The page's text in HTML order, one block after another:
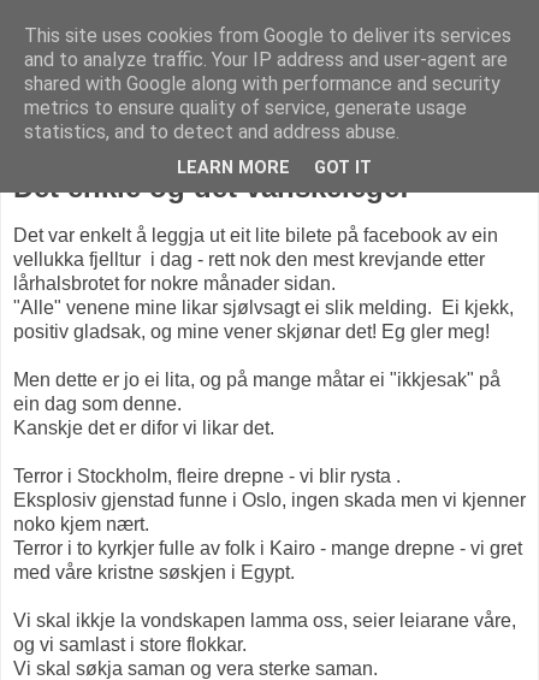
KARITANKAR
Det enkle og det vanskelege!
Det var enkelt å leggja ut eit lite bilete på facebook av ein
vellukka fjelltur i dag - rett nok den mest krevjande etter
lårhalsbrotet for nokre månader sidan.
"Alle" venene mine likar sjølvsagt ei slik melding. Ei kjekk,
positiv gladsak, og mine vener skjønar det! Eg gler meg!
Men dette er jo ei lita, og på mange måtar ei "ikkjesak" på
ein dag som denne.
Kanskje det er difor vi likar det.
Terror i Stockholm, fleire drepne - vi blir rysta .
Eksplosiv gjenstad funne i Oslo, ingen skada men vi kjenner
noko kjem nært.
Terror i to kyrkjer fulle av folk i Kairo - mange drepne - vi gret
med våre kristne søskjen i Egypt.
Vi skal ikkje la vondskapen lamma oss, seier leiarane våre,
og vi samlast i store flokkar.
Vi skal søkja saman og vera sterke saman.
This site uses cookies from Google to deliver its services
and to analyze traffic. Your IP address and user-agent are
shared with Google along with performance and security
metrics to ensure quality of service, generate usage
statistics, and to detect and address abuse.
LEARN MORE GOT IT